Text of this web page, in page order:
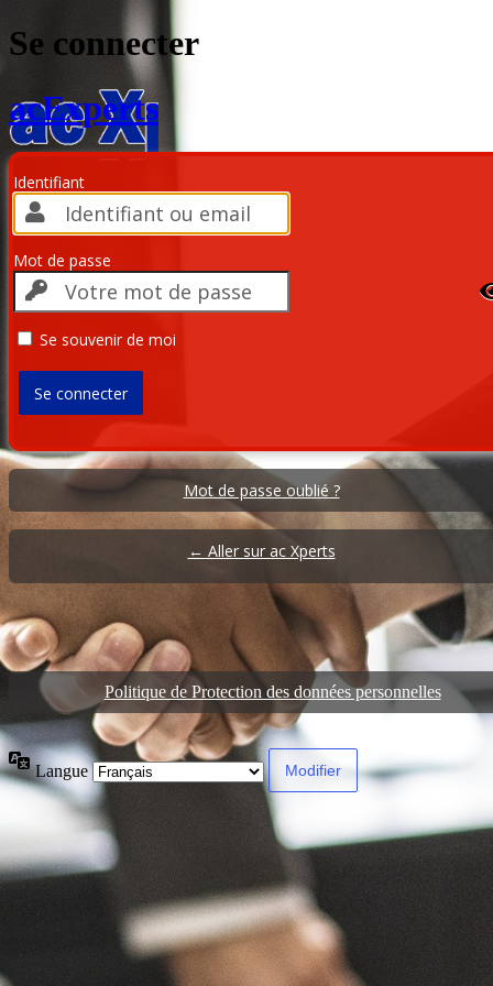
Se connecter
acExperts
Identifiant
Mot de passe
Se souvenir de moi
Mot de passe oublié ?
← Aller sur ac Xperts
Politique de Protection des données personnelles
Langue